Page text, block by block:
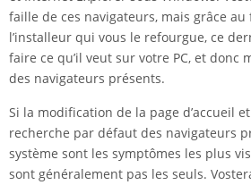
faille de ces navigateurs, mais grâce
l’installeur qui vous le refourgue, ce
faire ce qu’il veut sur votre PC, et
des navigateurs présents.
Si la modification de la page d’accueil
recherche par défaut des navigateurs
système sont les symptômes les plus
sont généralement pas les seuls.